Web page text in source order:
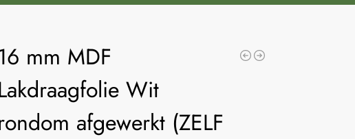
mm MDF
Wit
afgewerkt (ZELF